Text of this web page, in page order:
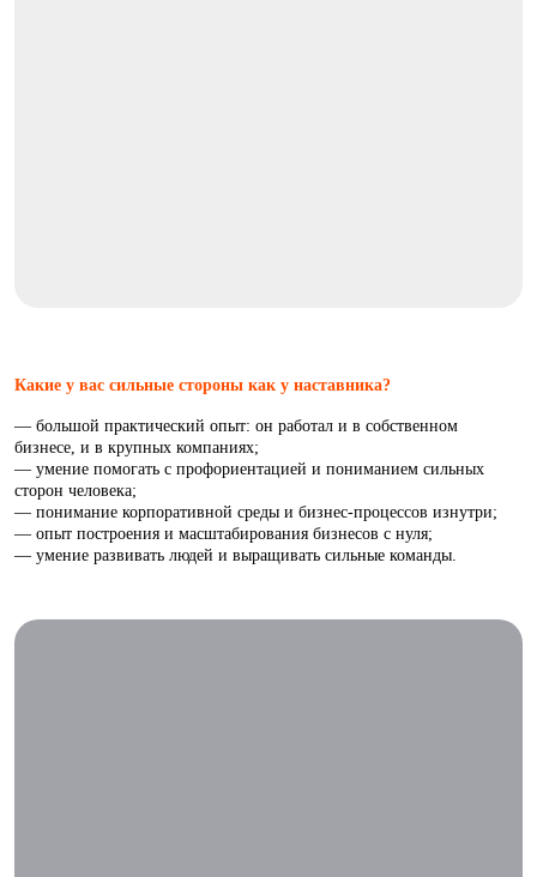
Какие у вас сильные стороны как у наставника?
— большой практический опыт: он работал и в собственном
бизнесе, и в крупных компаниях;
— умение помогать с профориентацией и пониманием сильных
сторон человека;
— понимание корпоративной среды и бизнес-процессов изнутри;
— опыт построения и масштабирования бизнесов с нуля;
— умение развивать людей и выращивать сильные команды.